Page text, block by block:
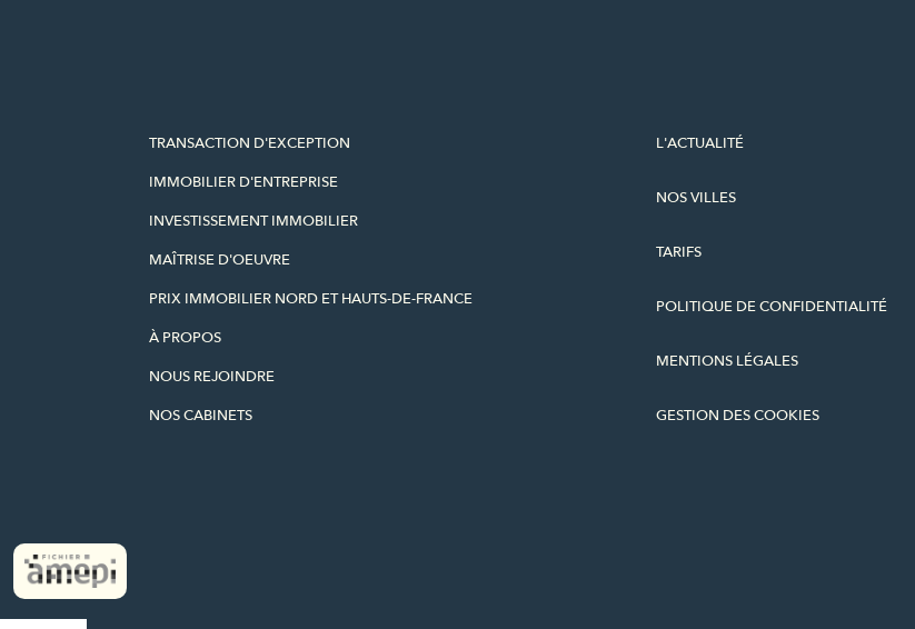
TRANSACTION D'EXCEPTION
IMMOBILIER D'ENTREPRISE
INVESTISSEMENT IMMOBILIER
MAÎTRISE D'OEUVRE
PRIX IMMOBILIER NORD ET HAUTS-DE-FRANCE
À PROPOS
NOUS REJOINDRE
NOS CABINETS
L'ACTUALITÉ
NOS VILLES
TARIFS
POLITIQUE DE CONFIDENTIALITÉ
MENTIONS LÉGALES
GESTION DES COOKIES